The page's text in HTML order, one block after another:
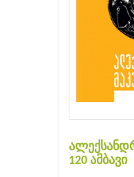
120 ამბავი